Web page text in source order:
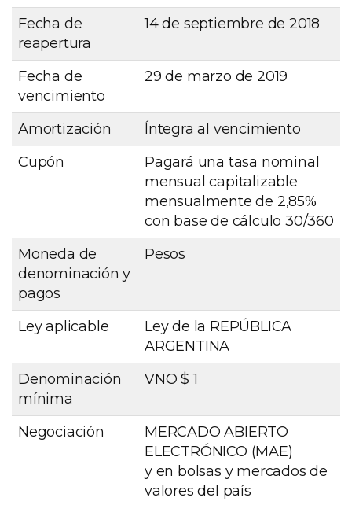
Fecha de
reapertura
14 de septiembre de 2018
Fecha de
vencimiento
29 de marzo de 2019
Amortización
Íntegra al vencimiento
Cupón
Pagará una tasa nominal
mensual capitalizable
mensualmente de 2,85%
con base de cálculo 30/360
Moneda de
denominación y
pagos
Pesos
Ley aplicable
Ley de la REPÚBLICA
ARGENTINA
Denominación
mínima
VNO $ 1
Negociación
MERCADO ABIERTO
ELECTRÓNICO (MAE)
y en bolsas y mercados de
valores del país